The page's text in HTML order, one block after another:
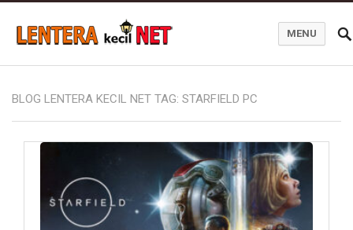
MENU
BLOG LENTERA KECIL NET TAG: STARFIELD PC